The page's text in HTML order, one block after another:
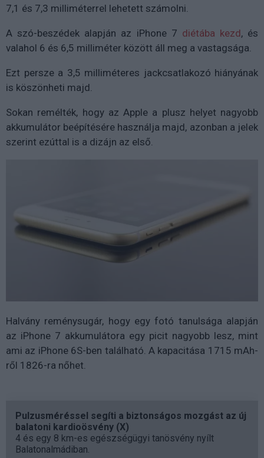
7,1 és 7,3 milliméterrel lehetett számolni.
A szó-beszédek alapján az iPhone 7 diétába kezd, és
valahol 6 és 6,5 milliméter között áll meg a vastagsága.
Ezt persze a 3,5 milliméteres jackcsatlakozó hiányának
is köszönheti majd.
Sokan remélték, hogy az Apple a plusz helyet nagyobb
akkumulátor beépítésére használja majd, azonban a jelek
szerint ezúttal is a dizájn az első.
Halvány reménysugár, hogy egy fotó tanulsága alapján
az iPhone 7 akkumulátora egy picit nagyobb lesz, mint
ami az iPhone 6S-ben található. A kapacitása 1715 mAh-
ről 1826-ra nőhet.
Pulzusméréssel segíti a biztonságos mozgást az új
balatoni kardioösvény (X)
4 és egy 8 km-es egészségügyi tanösvény nyílt
Balatonalmádiban.